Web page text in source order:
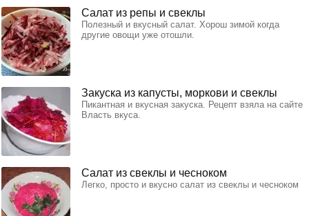
Салат из репы и свеклы
Полезный и вкусный салат. Хорош зимой когда
другие овощи уже отошли.
Закуска из капусты, моркови и свеклы
Пикантная и вкусная закуска. Рецепт взяла на сайте
Власть вкуса.
Салат из свеклы и чесноком
Легко, просто и вкусно салат из свеклы и чесноком